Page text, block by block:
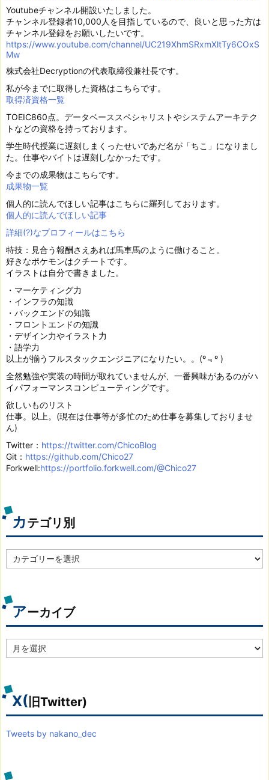
Youtubeチャンネル開設いたしました。
チャンネル登録者10,000人を目指しているので、良いと思った方は
チャンネル登録をお願いしたいです。
https://www.youtube.com/channel/UC219XhmSRxmXltTy6COxS
Mw
株式会社Decryptionの代表取締役兼社長です。
私が今までに取得した資格はこちらです。
取得済資格一覧
TOEIC860点。データベーススペシャリストやシステムアーキテク
トなどの資格を持っております。
学生時代授業に遅刻しまくったせいであだ名が「ちこ」になりまし
た。仕事やバイトは遅刻しなかったです。
今までの成果物はこちらです。
成果物一覧
個人的に読んでほしい記事はこちらに羅列しております。
個人的に読んでほしい記事
詳細(?)なプロフィールはこちら
特技：見合う報酬さえあれば馬車馬のように働けること。
好きなポケモンはクチートです。
イラストは自分で書きました。
・マーケティング力
・インフラの知識
・バックエンドの知識
・フロントエンドの知識
・デザイン力やイラスト力
・語学力
以上が揃うフルスタックエンジニアになりたい。。(º﹃º )
全然勉強や実装の時間が取れていませんが、一番興味があるのがハ
イパフォーマンスコンピューティングです。
欲しいものリスト
仕事。以上。(現在は仕事等が多忙のため仕事を募集しておりませ
ん)
Twitter： https://twitter.com/ChicoBlog
Git： https://github.com/Chico27
Forkwell:https://portfolio.forkwell.com/@Chico27
カテゴリ別
テ
別
アーカイブ
ー
ブ
X( 旧Twitter)
Tweets by nakano_dec